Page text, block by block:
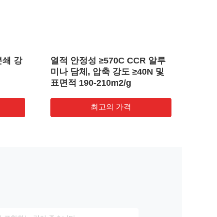
쇄 강
열적 안정성 ≥570C CCR 알루
미나 담체, 압축 강도 ≥40N 및
표면적 190-210m2/g
최고의 가격